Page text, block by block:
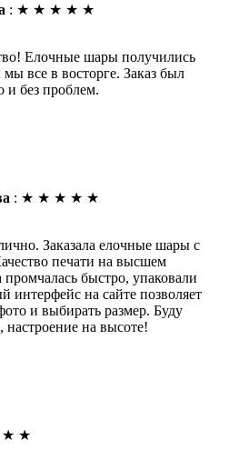
: ★ ★ ★ ★ ★
Елочные шары получились
мы все в восторге. Заказ был
и без проблем.
: ★ ★ ★ ★ ★
Заказала елочные шары с
печати на высшем
промчалась быстро, упаковали
интерфейс на сайте позволяет
и выбирать размер. Буду
настроение на высоте!
★ ★